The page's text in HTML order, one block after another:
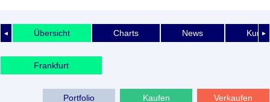
◄ ►
Übersicht Charts News
Frankfurt
Verkaufen
Kaufen
Portfolio